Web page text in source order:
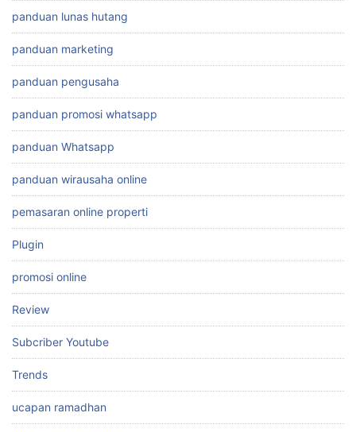
panduan lunas hutang
panduan marketing
panduan pengusaha
panduan promosi whatsapp
panduan Whatsapp
panduan wirausaha online
pemasaran online properti
Plugin
promosi online
Review
Subcriber Youtube
Trends
ucapan ramadhan